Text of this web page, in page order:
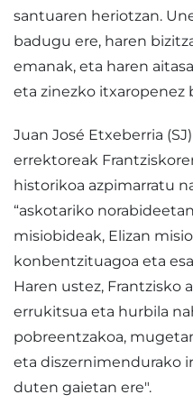
santuaren heriotzan.
badugu ere, haren
emanak, eta haren
eta zinezko itxaropenez
Juan José Etxeberria
errektoreak
historikoa azpimarratu
“askotariko
misiobideak, Elizan
konbentzituagoa eta
Haren ustez, Frantzisko
errukitsua eta hurbila
pobreentzakoa,
eta diszernimendurako
duten gaietan ere".